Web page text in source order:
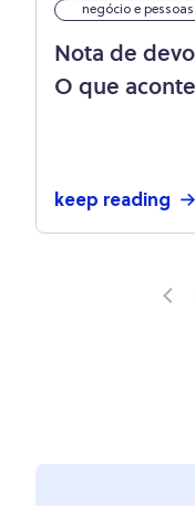
negócio e pessoas
Nota de
O que
keep reading